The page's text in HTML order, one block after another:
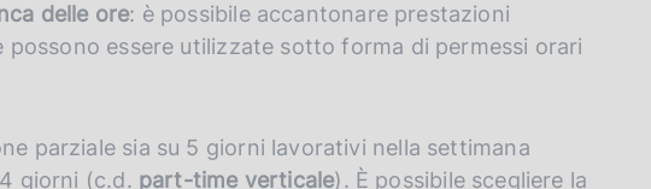
delle ore: è possibile accantonare prestazioni
essere utilizzate sotto forma di permessi orari
parziale sia su 5 giorni lavorativi nella settimana
giorni (c.d. part-time verticale). È possibile scegliere la